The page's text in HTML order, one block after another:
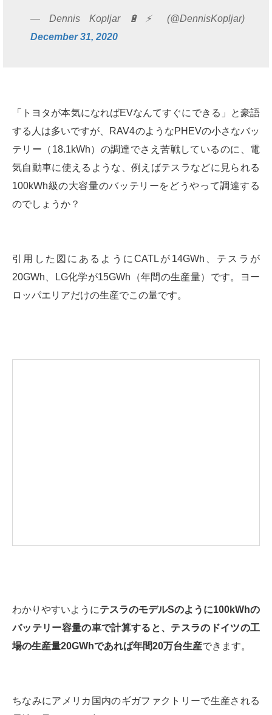
— Dennis Kopljar 🔋⚡ (@DennisKopljar)
December 31, 2020
「トヨタが本気になればEVなんてすぐにできる」と豪語
する人は多いですが、RAV4のようなPHEVの小さなバッ
テリー（18.1kWh）の調達でさえ苦戦しているのに、電
気自動車に使えるような、例えばテスラなどに見られる
100kWh級の大容量のバッテリーをどうやって調達する
のでしょうか？
引用した図にあるようにCATLが14GWh、テスラが
20GWh、LG化学が15GWh（年間の生産量）です。ヨー
ロッパエリアだけの生産でこの量です。
わかりやすいようにテスラのモデルSのように100kWhの
バッテリー容量の車で計算すると、テスラのドイツの工
場の生産量20GWhであれば年間20万台生産できます。
ちなみにアメリカ国内のギガファクトリーで生産される